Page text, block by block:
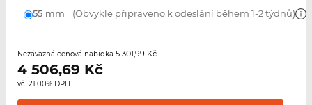
55 mm (Obvykle připraveno k odeslání během 1-2 týdnů)
Nezávazná cenová nabídka 5 301,99 Kč
4 506,69 Kč
vč. 21.00% DPH.